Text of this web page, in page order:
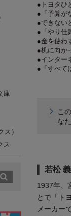
庫
）
ス
●トヨタひ
●「予算が
●できない
●「やり仕
●金を使わ
●机に向か
●インター
●「すべて
こ
な
若松
1937年、
とで「ト
メーカー